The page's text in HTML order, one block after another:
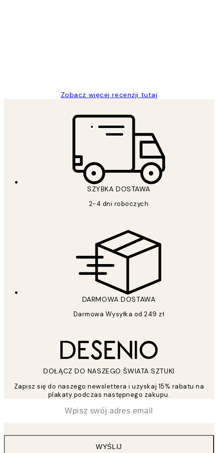
Zobacz więcej recenzji tutaj
SZYBKA DOSTAWA
2-4 dni roboczych
DARMOWA DOSTAWA
Darmowa Wysyłka od 249 zł
DOŁĄCZ DO NASZEGO ŚWIATA SZTUKI
Zapisz się do naszego newslettera i uzyskaj 15% rabatu na
plakaty podczas następnego zakupu.
WYŚLIJ